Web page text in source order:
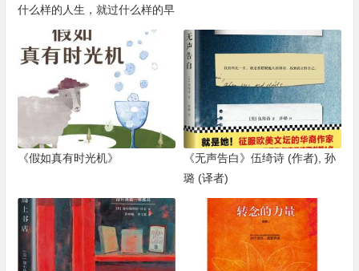
什么样的人生，就过什么样的早
《假如真有时光机》
《无声告白》伍绮诗 (作者), 孙
璐 (译者)